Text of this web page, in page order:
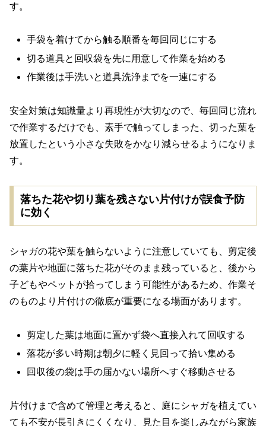
す。
手袋を着けてから触る順番を毎回同じにする
切る道具と回収袋を先に用意して作業を始める
作業後は手洗いと道具洗浄までを一連にする
安全対策は知識量より再現性が大切なので、毎回同じ流れ
で作業するだけでも、素手で触ってしまった、切った葉を
放置したという小さな失敗をかなり減らせるようになりま
す。
落ちた花や切り葉を残さない片付けが誤食予防
に効く
シャガの花や葉を触らないように注意していても、剪定後
の葉片や地面に落ちた花がそのまま残っていると、後から
子どもやペットが拾ってしまう可能性があるため、作業そ
のものより片付けの徹底が重要になる場面があります。
剪定した葉は地面に置かず袋へ直接入れて回収する
落花が多い時期は朝夕に軽く見回って拾い集める
回収後の袋は手の届かない場所へすぐ移動させる
片付けまで含めて管理と考えると、庭にシャガを植えてい
ても不安が長引きにくくなり、見た目を楽しみながら家族